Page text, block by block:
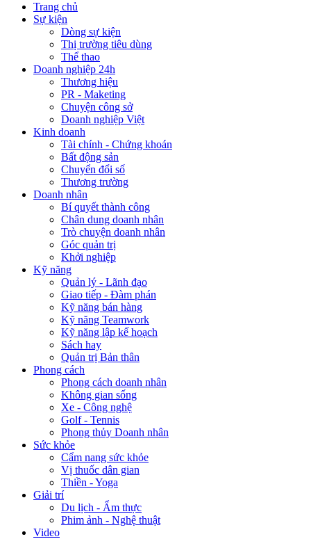
Trang chủ
Sự kiện
Dòng sự kiện
Thị trường tiêu dùng
Thể thao
Doanh nghiệp 24h
Thương hiệu
PR - Maketing
Chuyện công sở
Doanh nghiệp Việt
Kinh doanh
Tài chính - Chứng khoán
Bất động sản
Chuyển đổi số
Thương trường
Doanh nhân
Bí quyết thành công
Chân dung doanh nhân
Trò chuyện doanh nhân
Góc quản trị
Khởi nghiệp
Kỹ năng
Quản lý - Lãnh đạo
Giao tiếp - Đàm phán
Kỹ năng bán hàng
Kỹ năng Teamwork
Kỹ năng lập kế hoạch
Sách hay
Quản trị Bản thân
Phong cách
Phong cách doanh nhân
Không gian sống
Xe - Công nghệ
Golf - Tennis
Phong thủy Doanh nhân
Sức khỏe
Cẩm nang sức khỏe
Vị thuốc dân gian
Thiền - Yoga
Giải trí
Du lịch - Ẩm thực
Phim ảnh - Nghệ thuật
Video